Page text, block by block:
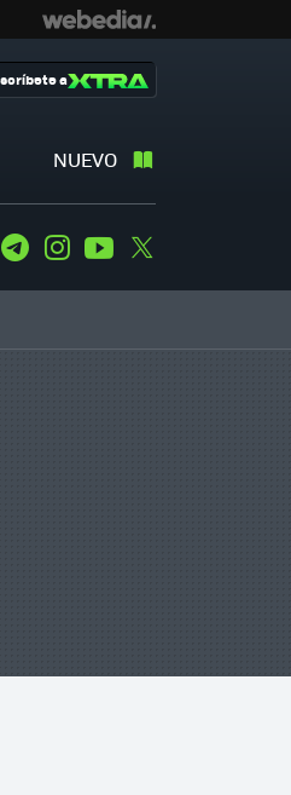
NUEVO
a
Tiktok TelegramInstagramYoutube